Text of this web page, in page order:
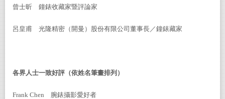
曾士昕 鐘錶收藏家暨評論家
呂皇甫 光隆精密（開曼）股份有限公司董事長／鐘錶藏家
各界人士一致好評（依姓名筆畫排列）
Frank Chen 腕錶攝影愛好者